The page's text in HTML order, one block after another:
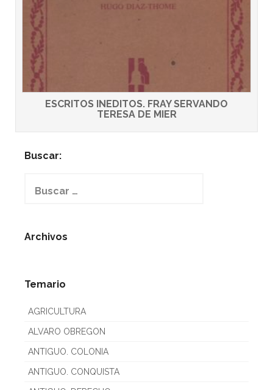
ESCRITOS INEDITOS. FRAY SERVANDO
TERESA DE MIER
Buscar:
Archivos
Temario
AGRICULTURA
ALVARO OBREGON
ANTIGUO. COLONIA
ANTIGUO. CONQUISTA